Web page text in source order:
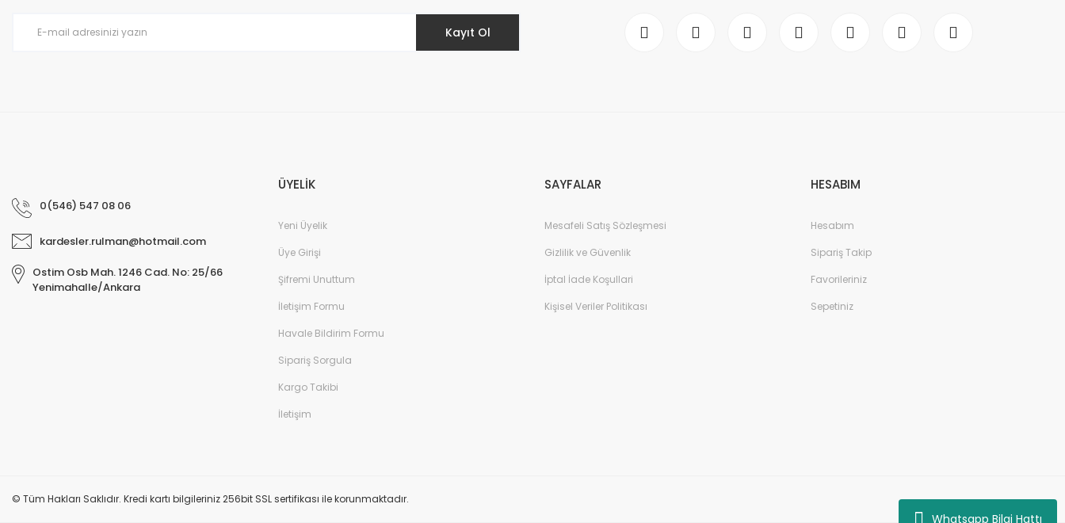
Whatsapp Bilgi Hattı
Kayıt Ol
0(546) 547 08 06
kardesler.rulman@hotmail.com
Ostim Osb Mah. 1246 Cad. No: 25/66
Yenimahalle/Ankara
ÜYELİK
Yeni Üyelik
Üye Girişi
Şifremi Unuttum
İletişim Formu
Havale Bildirim Formu
Sipariş Sorgula
Kargo Takibi
İletişim
SAYFALAR
Mesafeli Satış Sözleşmesi
Gizlilik ve Güvenlik
İptal İade Koşullari
Kişisel Veriler Politikası
HESABIM
Hesabım
Sipariş Takip
Favorileriniz
Sepetiniz
© Tüm Hakları Saklıdır. Kredi kartı bilgileriniz 256bit SSL sertifikası ile korunmaktadır.